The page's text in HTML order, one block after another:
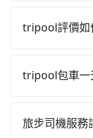
到府專車接送
還不馬上來預
估進去，但額
數超過四位，
修理，每一次
但如果要考慮
黃可能較為便
擇： 預算：
比較寬鬆且不
車。 時間：
tripool評價如
定及可靠的，
車前一日凌晨
tripool包車一
需行程的公里
旅步司機服務